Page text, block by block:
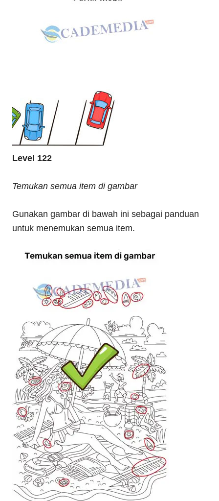
Level 122
Temukan semua item di gambar
Gunakan gambar di bawah ini sebagai panduan
untuk menemukan semua item.